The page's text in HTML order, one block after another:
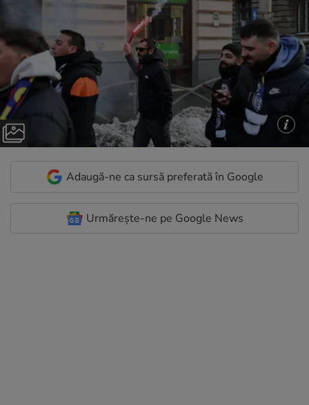
Adaugă-ne ca sursă preferată în Google
Urmărește-ne pe Google News